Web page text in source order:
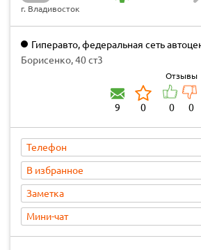
г. Владивосток
Гиперавто, федеральная сеть
автотоваров и ремонту автомобилей
Борисенко, 40 ст3
9 0
Отзывы
0 0
Телефон
В избранное
Заметка
Мини-чат